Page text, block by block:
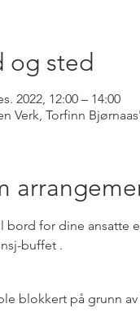
og sted
2022, 12:00 – 14:00
Verk, Torfinn
bord for dine ansatte
buffet .
blokkert på grunn